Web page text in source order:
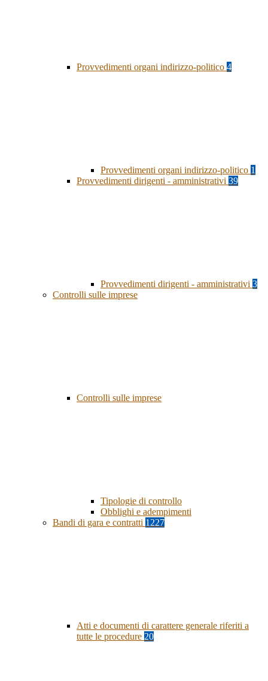
Provvedimenti organi indirizzo-politico 4
Provvedimenti organi indirizzo-politico 1
Provvedimenti dirigenti - amministrativi 39
Provvedimenti dirigenti - amministrativi 3
Controlli sulle imprese
Controlli sulle imprese
Tipologie di controllo
Obblighi e adempimenti
Bandi di gara e contratti 1227
Atti e documenti di carattere generale riferiti a
tutte le procedure 20